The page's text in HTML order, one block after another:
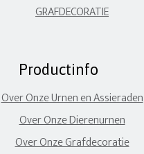
GRAFDECORATIE
Productinfo
Over Onze Urnen en Assieraden
Over Onze Dierenurnen
Over Onze Grafdecoratie